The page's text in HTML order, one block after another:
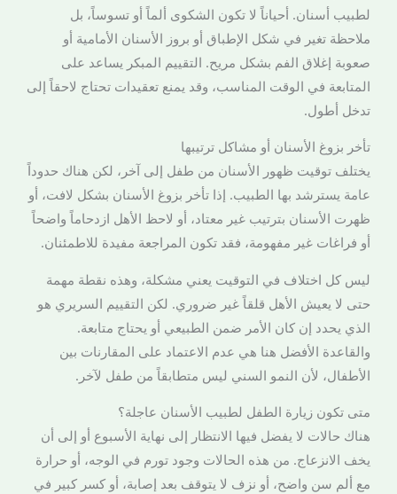
لطبيب أسنان. أحياناً لا تكون الشكوى ألماً أو تسوساً، بل
ملاحظة تغير في شكل الإطباق أو بروز الأسنان الأمامية أو
صعوبة إغلاق الفم بشكل مريح. التقييم المبكر يساعد على
المتابعة في الوقت المناسب، وقد يمنع تعقيدات تحتاج لاحقاً إلى
تدخل أطول.
تأخر بزوغ الأسنان أو مشاكل ترتيبها
يختلف توقيت ظهور الأسنان من طفل إلى آخر، لكن هناك حدوداً
عامة يسترشد بها الطبيب. إذا تأخر بزوغ الأسنان بشكل لافت، أو
ظهرت الأسنان بترتيب غير معتاد، أو لاحظ الأهل ازدحاماً واضحاً
أو فراغات غير مفهومة، فقد تكون المراجعة مفيدة للاطمئنان.
ليس كل اختلاف في التوقيت يعني مشكلة، وهذه نقطة مهمة
حتى لا يعيش الأهل قلقاً غير ضروري. لكن التقييم السريري هو
الذي يحدد إن كان الأمر ضمن الطبيعي أو يحتاج متابعة.
والقاعدة الأفضل هنا هي عدم الاعتماد على المقارنات بين
الأطفال، لأن النمو السني ليس متطابقاً من طفل لآخر.
متى تكون زيارة الطفل لطبيب الأسنان عاجلة؟
هناك حالات لا يفضل فيها الانتظار إلى نهاية الأسبوع أو إلى أن
يخف الانزعاج. من هذه الحالات وجود تورم في الوجه، أو حرارة
مع ألم سن واضح، أو نزف لا يتوقف بعد إصابة، أو كسر كبير في